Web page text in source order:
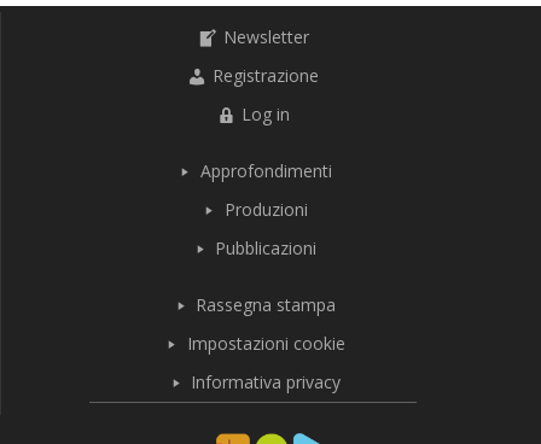
Newsletter
Registrazione
Log in
Approfondimenti
Produzioni
Pubblicazioni
Rassegna stampa
Impostazioni cookie
Informativa privacy